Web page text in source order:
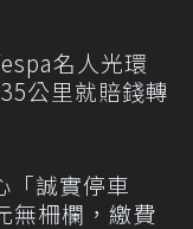
名人光環
公里就賠錢轉
「誠實停車
無柵欄，繳費